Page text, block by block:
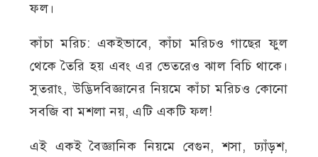
ফল।
কাঁচা মরিচ: একইভাবে, কাঁচা মরিচও গাছের ফুল
থেকে তৈরি হয় এবং এর ভেতরেও ঝাল বিচি থাকে।
সুতরাং, উদ্ভিদবিজ্ঞানের নিয়মে কাঁচা মরিচও কোনো
সবজি বা মশলা নয়, এটি একটি ফল!
এই একই বৈজ্ঞানিক নিয়মে বেগুন, শসা, ঢ্যাঁড়শ,